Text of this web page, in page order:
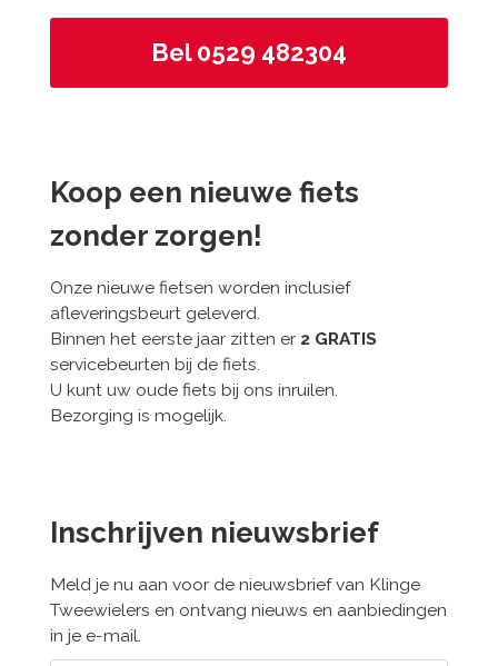
Bel 0529 482304
Koop een nieuwe fiets
zonder zorgen!
Onze nieuwe fietsen worden inclusief
afleveringsbeurt geleverd.
Binnen het eerste jaar zitten er 2 GRATIS
servicebeurten bij de fiets.
U kunt uw oude fiets bij ons inruilen.
Bezorging is mogelijk.
Inschrijven nieuwsbrief
Meld je nu aan voor de nieuwsbrief van Klinge
Tweewielers en ontvang nieuws en aanbiedingen
in je e-mail.